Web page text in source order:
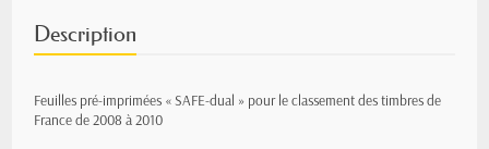
Description
Feuilles pré-imprimées « SAFE-dual » pour le classement des timbres de
France de 2008 à 2010